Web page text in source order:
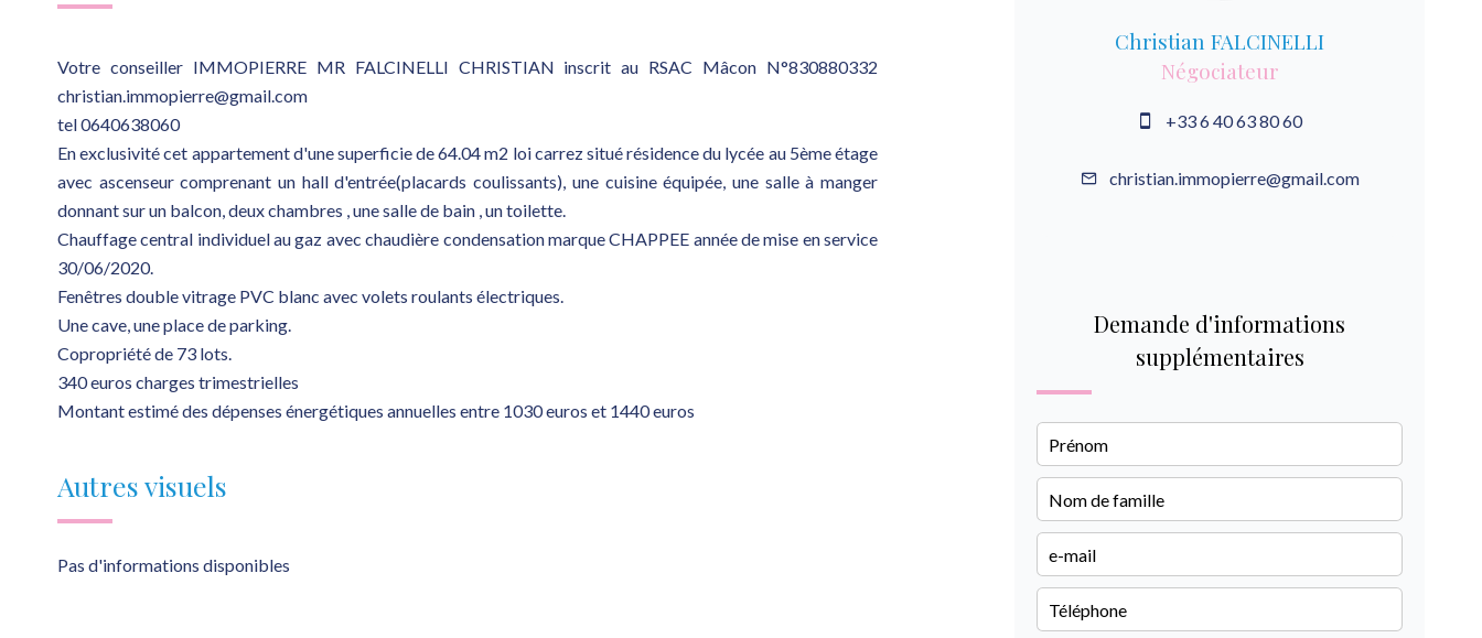
Votre conseiller IMMOPIERRE MR FALCINELLI CHRISTIAN inscrit au RSAC Mâcon N°830880332
christian.immopierre@gmail.com
tel 0640638060
En exclusivité cet appartement d'une superficie de 64.04 m2 loi carrez situé résidence du lycée au 5ème étage
avec ascenseur comprenant un hall d'entrée(placards coulissants), une cuisine équipée, une salle à manger
donnant sur un balcon, deux chambres , une salle de bain , un toilette.
Chauffage central individuel au gaz avec chaudière condensation marque CHAPPEE année de mise en service
30/06/2020.
Fenêtres double vitrage PVC blanc avec volets roulants électriques.
Une cave, une place de parking.
Copropriété de 73 lots.
340 euros charges trimestrielles
Montant estimé des dépenses énergétiques annuelles entre 1030 euros et 1440 euros
Autres visuels
Pas d'informations disponibles
Christian FALCINELLI
Négociateur
+33 6 40 63 80 60
christian.immopierre@gmail.com
Demande d'informations
supplémentaires